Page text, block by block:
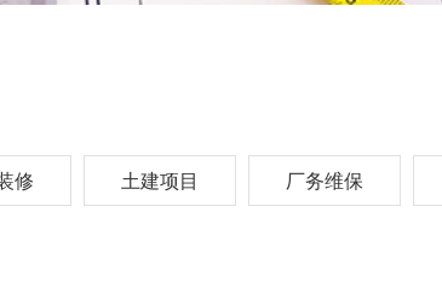
修 土建项目 厂务维保